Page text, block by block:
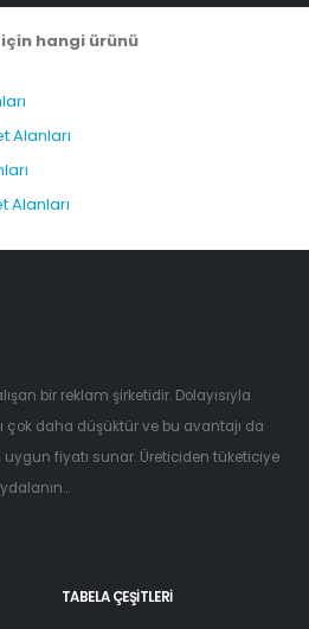
hangi ürünü
Alanları
Alanları
bir reklam şirketidir. Dolayısıyla
daha düşüktür ve bu avantajı da
fiyatı sunar. Üreticiden tüketiciye
TABELA ÇEŞITLERI